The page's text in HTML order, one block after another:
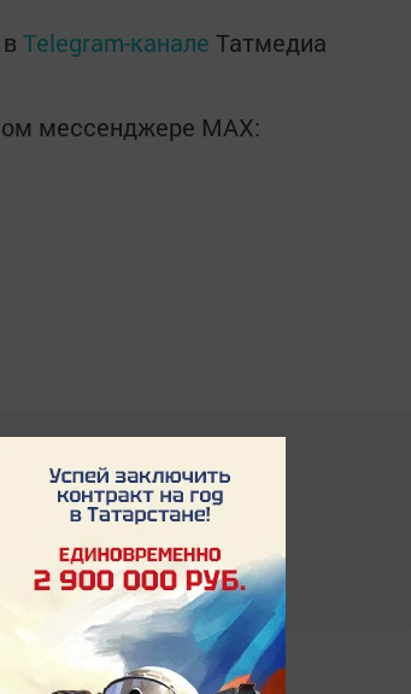
Telegram-канале Татмедиа
мессенджере MАХ: